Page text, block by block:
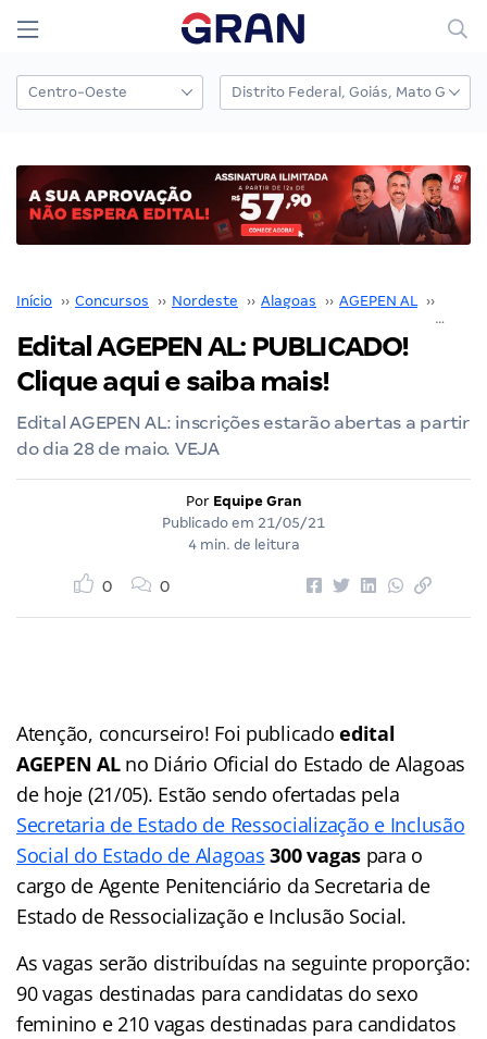
Início ›› Concursos ›› Nordeste ›› Alagoas ›› AGEPEN AL ››
Edital AGEPEN AL: PUBLICADO!
Clique aqui e saiba mais!
Edital AGEPEN AL: inscrições estarão abertas a partir
do dia 28 de maio. VEJA
Por Equipe Gran
Publicado em 21/05/21
4 min. de leitura
0 0
Atenção, concurseiro! Foi publicadoedital
AGEPEN ALno Diário Oficial do Estado de Alagoas
de hoje (21/05). Estão sendo ofertadas pela
Secretaria de Estado de Ressocialização e Inclusão
Social do Estado de Alagoas 300 vagas para o
cargo de Agente Penitenciário da Secretaria de
Estado de Ressocialização e Inclusão Social.
As vagas serão distribuídas na seguinte proporção:
90 vagas destinadas para candidatas do sexo
feminino e 210 vagas destinadas para candidatos